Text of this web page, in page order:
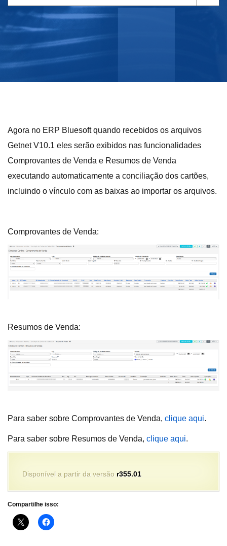
for:
Agora no ERP Bluesoft quando recebidos os arquivos
Getnet V10.1 eles serão exibidos nas funcionalidades
Comprovantes de Venda e Resumos de Venda
executando automaticamente a conciliação dos cartões,
incluindo o vínculo com as baixas ao importar os arquivos.
Comprovantes de Venda:
Resumos de Venda:
Para saber sobre Comprovantes de Venda, clique aqui.
Para saber sobre Resumos de Venda, clique aqui.
Disponível a partir da versão r355.01
Compartilhe isso: